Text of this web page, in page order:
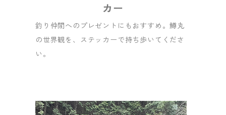
カー
釣り仲間へのプレゼントにもおすすめ。鱒丸
の世界観を、ステッカーで持ち歩いてくださ
い。